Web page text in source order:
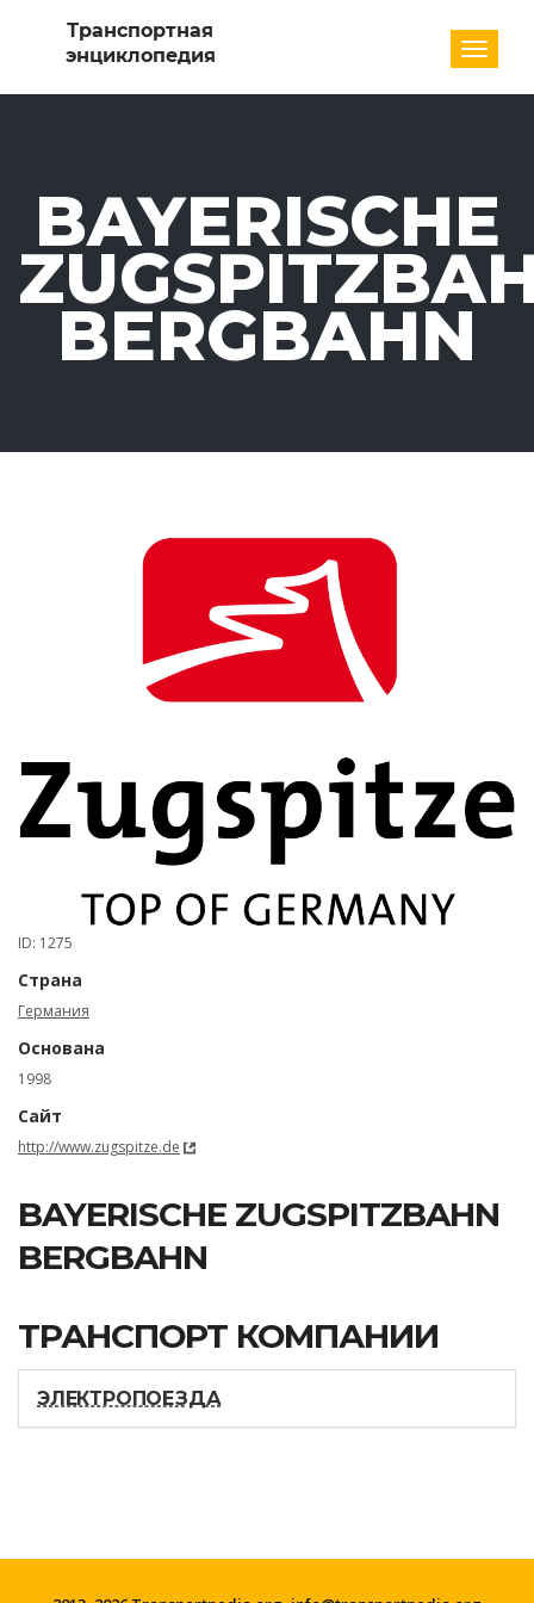
BAYERISCHE
BERGBAHN
ID: 1275
Страна
Германия
Основана
1998
Сайт
http://www.zugspitze.de
BAYERISCHE ZUGSPITZBAHN
BERGBAHN
ТРАНСПОРТ КОМПАНИИ
ЭЛЕКТРОПОЕЗДА